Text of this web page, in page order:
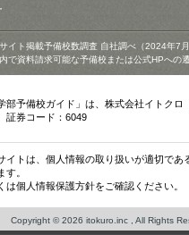
イト掲載予備校数調査 自社調べ（2024年7
で資料請求可能な予備校または公式HPへの
部予備校ガイド」は、株式会社イトク
証券コード：6049
イトは、個人情報の取り扱いが適切であ
す。
は個人情報保護方針をご確認ください。
Copyright © 2026 itokuro.inc , All Rights